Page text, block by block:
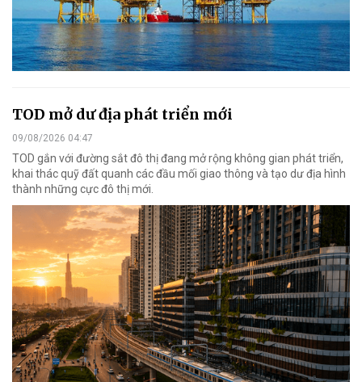
TOD mở dư địa phát triển mới
09/08/2026 04:47
TOD gắn với đường sắt đô thị đang mở rộng không gian phát triển,
khai thác quỹ đất quanh các đầu mối giao thông và tạo dư địa hình
thành những cực đô thị mới.